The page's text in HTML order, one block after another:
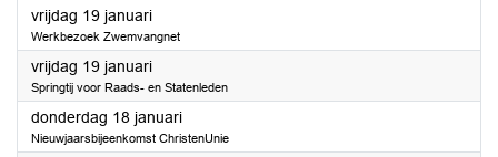
vrijdag 19 januari2024
Werkbezoek Zwemvangnet
vrijdag 19 januari2024
Springtij voor Raads- en Statenleden
donderdag 18 januari2024
Nieuwjaarsbijeenkomst ChristenUnie